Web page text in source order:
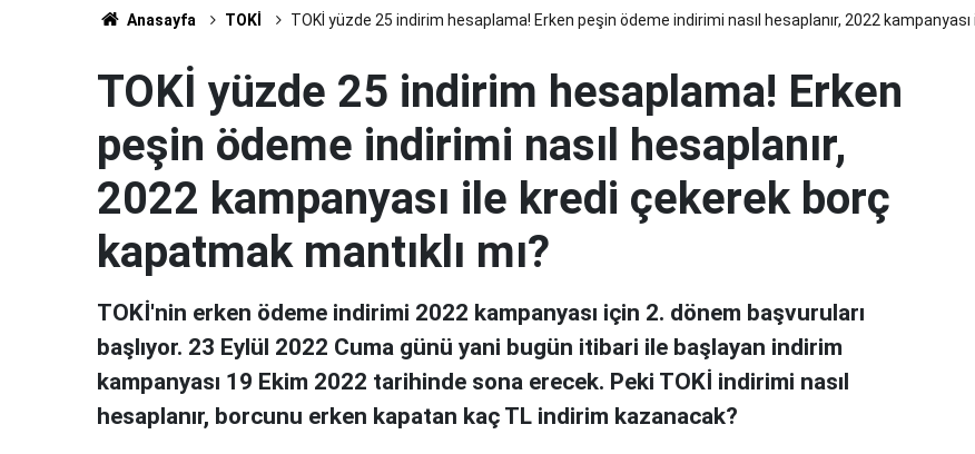
Anasayfa TOKİ TOKİ yüzde 25 indirim hesaplama! Erken peşin ödeme indirimi nasıl hesaplanır, 2022
TOKİ yüzde 25 indirim hesaplama! Erken
peşin ödeme indirimi nasıl hesaplanır,
2022 kampanyası ile kredi çekerek borç
kapatmak mantıklı mı?
TOKİ'nin erken ödeme indirimi 2022 kampanyası için 2. dönem başvuruları
başlıyor. 23 Eylül 2022 Cuma günü yani bugün itibari ile başlayan indirim
kampanyası 19 Ekim 2022 tarihinde sona erecek. Peki TOKİ indirimi nasıl
hesaplanır, borcunu erken kapatan kaç TL indirim kazanacak?